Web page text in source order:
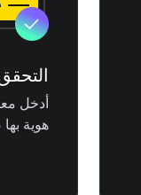
أدخل
هوية